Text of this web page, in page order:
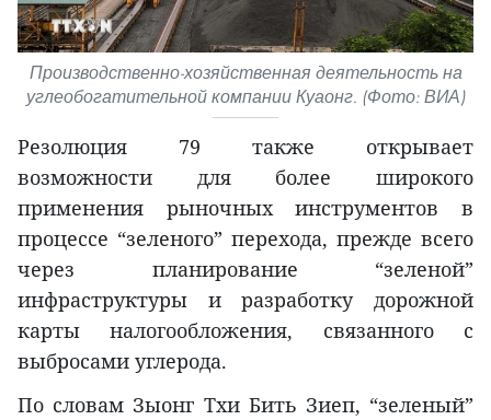
Производственно-хозяйственная деятельность на
углеобогатительной компании Куаонг. (Фото: ВИА)
Резолюция 79 также открывает
возможности для более широкого
применения рыночных инструментов в
процессе “зеленого” перехода, прежде всего
через планирование “зеленой”
инфраструктуры и разработку дорожной
карты налогообложения, связанного с
выбросами углерода.
По словам Зыонг Тхи Бить Зиеп, “зеленый”